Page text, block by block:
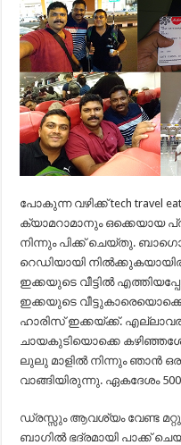
പോകുന്ന വഴിക്ക് tech
ക്യാമറാമാനും ഒക്കെയായ
നിന്നും പിക്ക് ചെയ്തു.
റെഡിയായി
ഇക്കയുടെ വീട്ടില്‍
ഇക്കയുടെ
ഹാരിസ് ഇക്കയ്ക്ക്.
ചായകുടിയൊക്കെ
ലുലു മാളില്‍ നിന്നും ഞാന്‍
വാങ്ങിയിരുന്നു. ഏകദേശം
ഡ്രസ്സും ആവശ്യം വേണ്ട
ബാഗില്‍ ഭദ്രമായി പാക്ക്